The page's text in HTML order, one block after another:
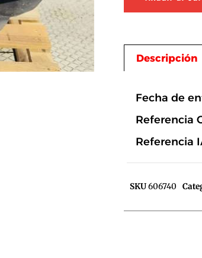
Descripción
Fecha de
Referencia
Referencia
SKU606740